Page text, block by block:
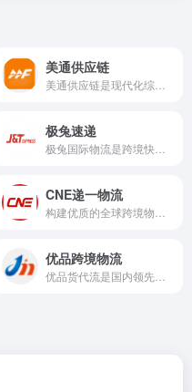
美通供应链
极兔速递
CNE递一物流
优品跨境物流